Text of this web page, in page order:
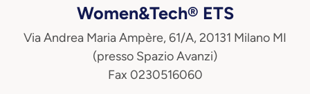
Women&Tech® ETS
Via Andrea Maria Ampère, 61/A, 20131 Milano MI
(presso Spazio Avanzi)
Fax 0230516060